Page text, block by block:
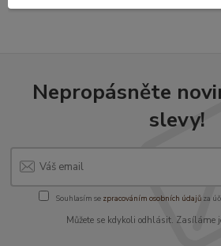
Nepropásněte
slevy!
Souhlasím se zpracováním osobních údajůza
Můžete se kdykoli odhlásit. Zasíláme